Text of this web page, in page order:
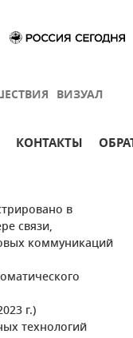
ВИЗУАЛ
КОНТАКТЫ
в
связи,
коммуникаций
г.)
технологий